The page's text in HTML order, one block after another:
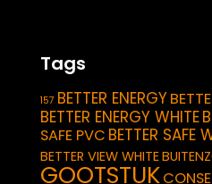
Tags
157 BETTER ENERGY
BETTER ENERGY WHITE
SAFE PVC BETTER SAFE
BETTER VIEW WHITE
GOOTSTUK